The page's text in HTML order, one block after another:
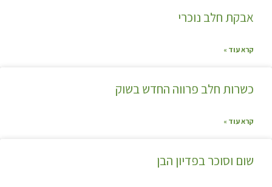
אבקת חלב נוכרי
קרא עוד »
כשרות חלב פרווה החדש בשוק
קרא עוד »
שום וסוכר בפדיון הבן